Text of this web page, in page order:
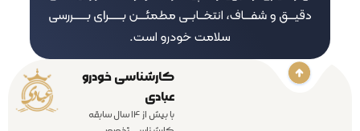
کارشناسی خودرو
عبادی
با بیش از 14 سال سابقه